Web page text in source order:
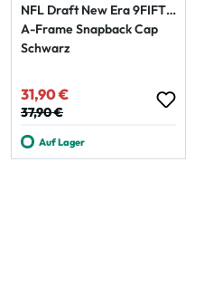
NFL Draft New Era 9FIFTY
A-Frame Snapback Cap
Schwarz
Verkaufspreis:
31,90 €
Regulärer Preis:
37,90 €
Auf Lager